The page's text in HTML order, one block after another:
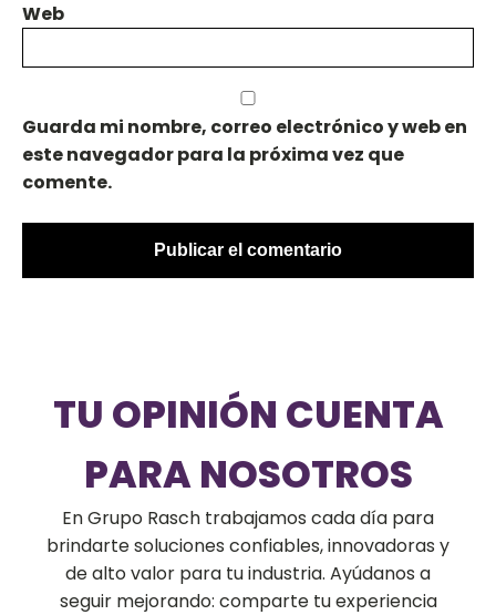
Web
Guarda mi nombre, correo electrónico y web en
este navegador para la próxima vez que
comente.
TU OPINIÓN CUENTA
PARA NOSOTROS
En Grupo Rasch trabajamos cada día para
brindarte soluciones confiables, innovadoras y
de alto valor para tu industria. Ayúdanos a
seguir mejorando: comparte tu experiencia